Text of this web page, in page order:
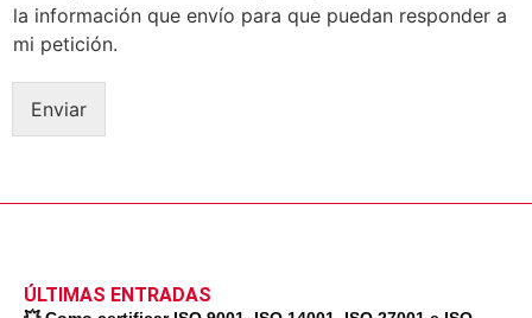
la información que envío para que puedan responder a
mi petición.
Enviar
ÚLTIMAS ENTRADAS